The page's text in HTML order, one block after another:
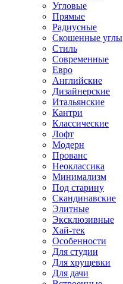
Угловые
Прямые
Радиусные
Скошенные углы
Стиль
Современные
Евро
Английские
Дизайнерские
Итальянские
Кантри
Классические
Лофт
Модерн
Прованс
Неоклассика
Минимализм
Под старину
Скандинавские
Элитные
Эксклюзивные
Хай-тек
Особенности
Для студии
Для хрущевки
Для дачи